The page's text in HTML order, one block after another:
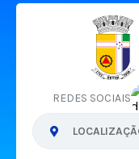
REDES SOCIAIS